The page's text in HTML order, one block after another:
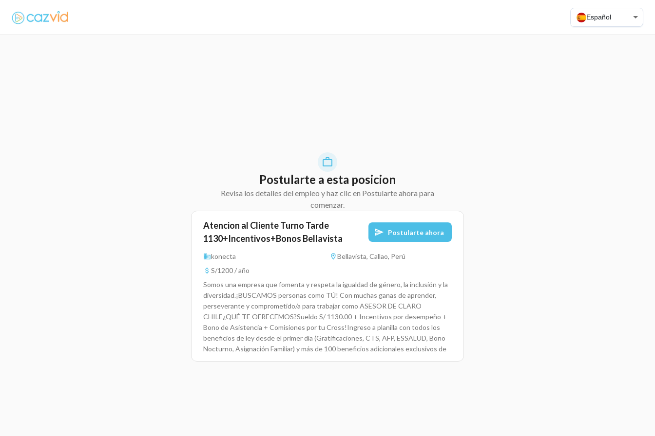
Español
Postularte a esta posicion
Revisa los detalles del empleo y haz clic en Postularte ahora para
comenzar.
Atencion al Cliente Turno Tarde
1130+Incentivos+Bonos Bellavista
Postularte ahora
konecta
Bellavista, Callao, Perú
S/1200 / año
Somos una empresa que fomenta y respeta la igualdad de género, la inclusión y la
diversidad.¡BUSCAMOS personas como TÚ! Con muchas ganas de aprender,
perseverante y comprometido/a para trabajar como ASESOR DE CLARO
CHILE¿QUÉ TE OFRECEMOS?Sueldo S/ 1130.00 + Incentivos por desempeño +
Bono de Asistencia + Comisiones por tu Cross!Ingreso a planilla con todos los
beneficios de ley desde el primer día (Gratificaciones, CTS, AFP, ESSALUD, Bono
Nocturno, Asignación Familiar) y más de 100 beneficios adicionales exclusivos de
KonectaHorarios a elección en modalidad FULL TIME TARDE( Franja de trabajo de